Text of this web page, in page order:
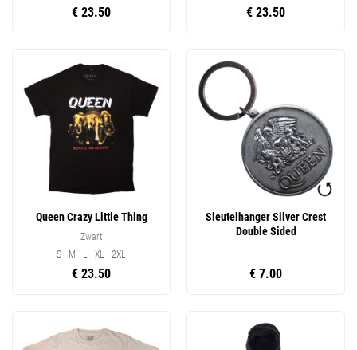
€ 23.50 € 23.50
Queen Crazy Little Thing
Zwart
S · M · L · XL · 2XL
€ 23.50
Sleutelhanger Silver Crest
Double Sided
€ 7.00